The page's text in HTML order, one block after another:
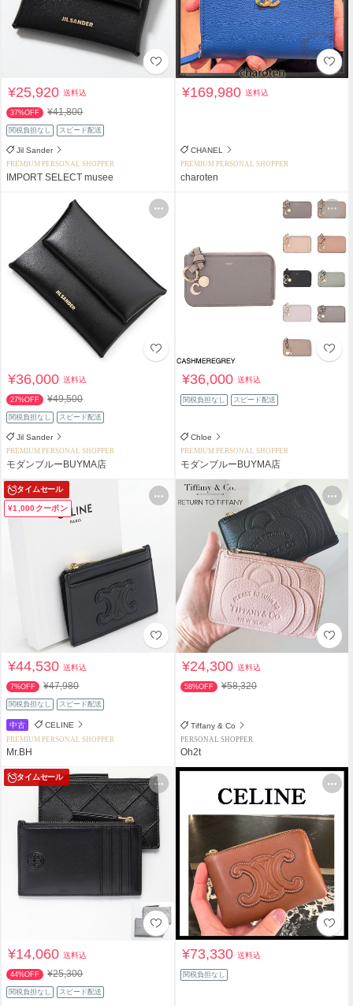
¥25,920送料込
37%OFF ¥41,800
関税負担なし スピード配送
Jil Sander
PREMIUM PERSONAL SHOPPER
IMPORT SELECT musee
¥169,980送料込
CHANEL
PREMIUM PERSONAL SHOPPER
charoten
¥36,000送料込
27%OFF ¥49,500
関税負担なし スピード配送
Jil Sander
PREMIUM PERSONAL SHOPPER
モダンブルーBUYMA店
¥36,000送料込
関税負担なし スピード配送
Chloe
PREMIUM PERSONAL SHOPPER
モダンブルーBUYMA店
タイムセール
¥1,000クーポン
¥44,530送料込
7%OFF ¥47,980
関税負担なし スピード配送
中古 CELINE
PREMIUM PERSONAL SHOPPER
Mr.BH
¥24,300送料込
58%OFF ¥58,320
Tiffany & Co
PERSONAL SHOPPER
Oh2t
タイムセール
¥14,060送料込
44%OFF ¥25,300
関税負担なし スピード配送
¥73,330送料込
関税負担なし